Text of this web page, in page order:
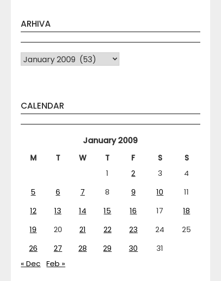
ARHIVA
Arhiva
CALENDAR
January 2009
M T W T F S
S
1
2 3
4
5
6 7 8 9 10
11
12
13 14 15 16 17
18
19
20 21 22 23 24
25
26
27 28 29 30
31
« Dec Feb »